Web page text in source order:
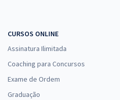
CURSOS ONLINE
Assinatura Ilimitada
Coaching para Concursos
Exame de Ordem
Graduação